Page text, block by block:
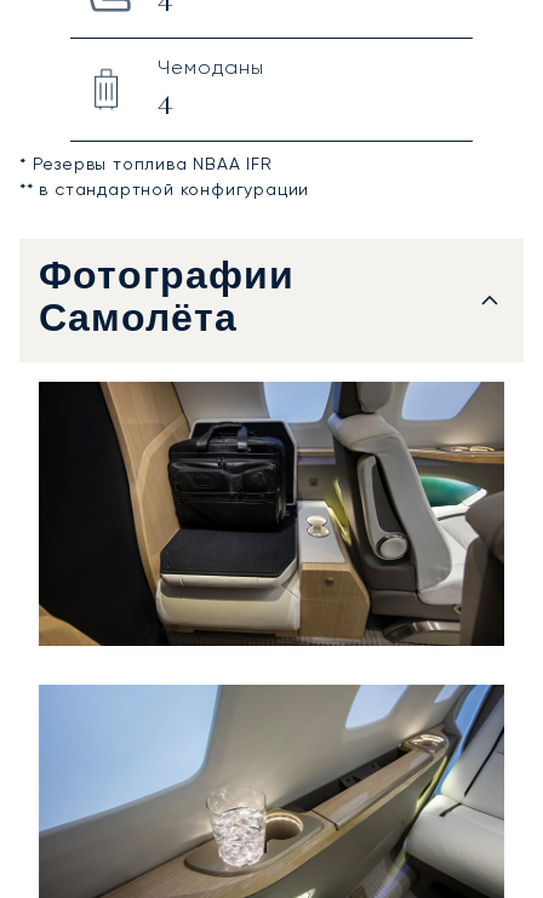
4
Чемоданы
4
* Резервы топлива NBAA IFR
** в стандартной конфигурации
Фотографии
Самолёта